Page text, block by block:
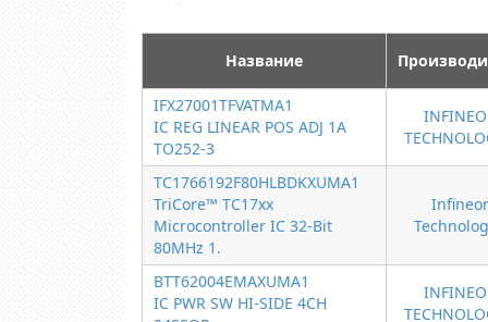
Название
IFX27001TFVATMA1
IC REG LINEAR POS ADJ 1A
TO252-3
TC1766192F80HLBDKXUMA1
TriCore™ TC17xx
Microcontroller IC 32-Bit
80MHz 1.
BTT62004EMAXUMA1
IC PWR SW HI-SIDE 4CH